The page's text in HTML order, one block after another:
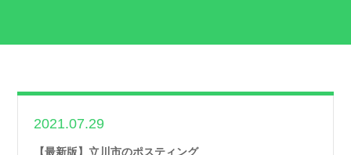
2021.07.29
【最新版】立川市のポスティング